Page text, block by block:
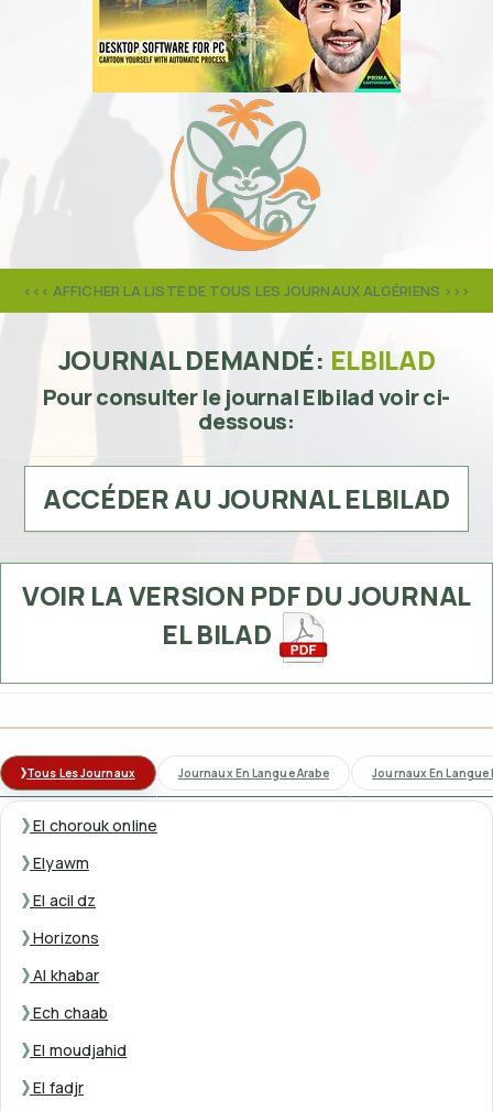
<<< AFFICHER LA LISTE DE TOUS LES JOURNAUX ALGÉRIENS >>>
JOURNAL DEMANDÉ: ELBILAD
Pour consulter le journal Elbilad voir ci-
dessous:
ACCÉDER AU JOURNAL ELBILAD
VOIR LA VERSION PDF DU JOURNAL
EL BILAD
Tous Les Journaux Journaux En Langue Arabe Journaux En Langue
El chorouk online
Elyawm
El acil dz
Horizons
Al khabar
Ech chaab
El moudjahid
El fadjr